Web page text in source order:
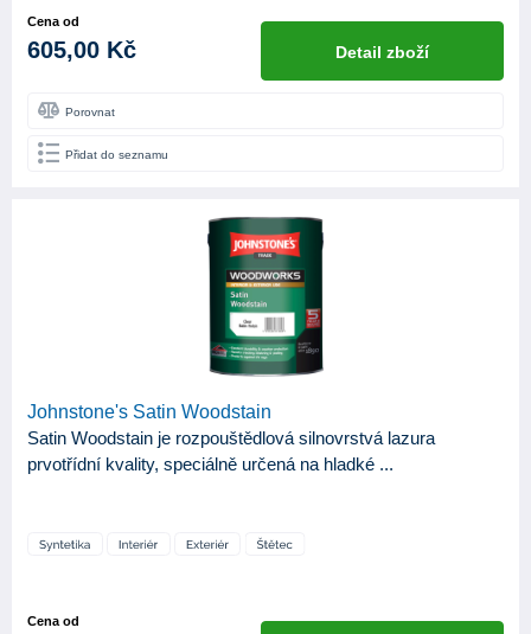
Cena od
605,00 Kč Detail zboží
Porovnat
Přidat do seznamu
Johnstone's Satin Woodstain
Satin Woodstain je rozpouštědlová silnovrstvá lazura
prvotřídní kvality, speciálně určená na hladké ...
Cena od